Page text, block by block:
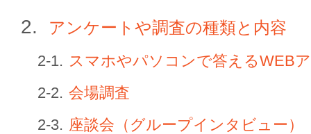
アンケートや調査の種類と内容
スマホやパソコンで答えるWEB
会場調査
座談会（グループインタビュー）